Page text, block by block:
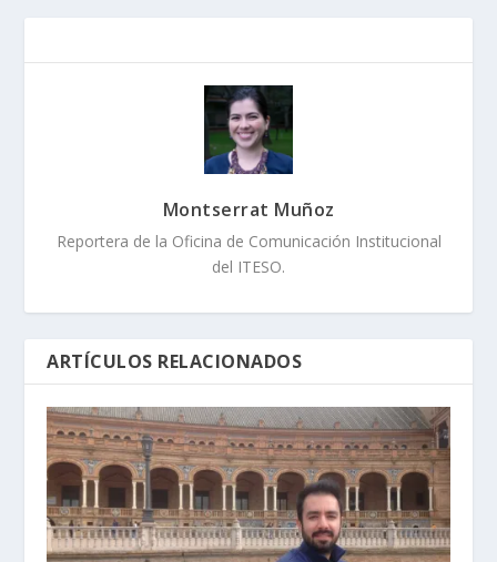
Montserrat Muñoz
Reportera de la Oficina de Comunicación Institucional
del ITESO.
ARTÍCULOS RELACIONADOS